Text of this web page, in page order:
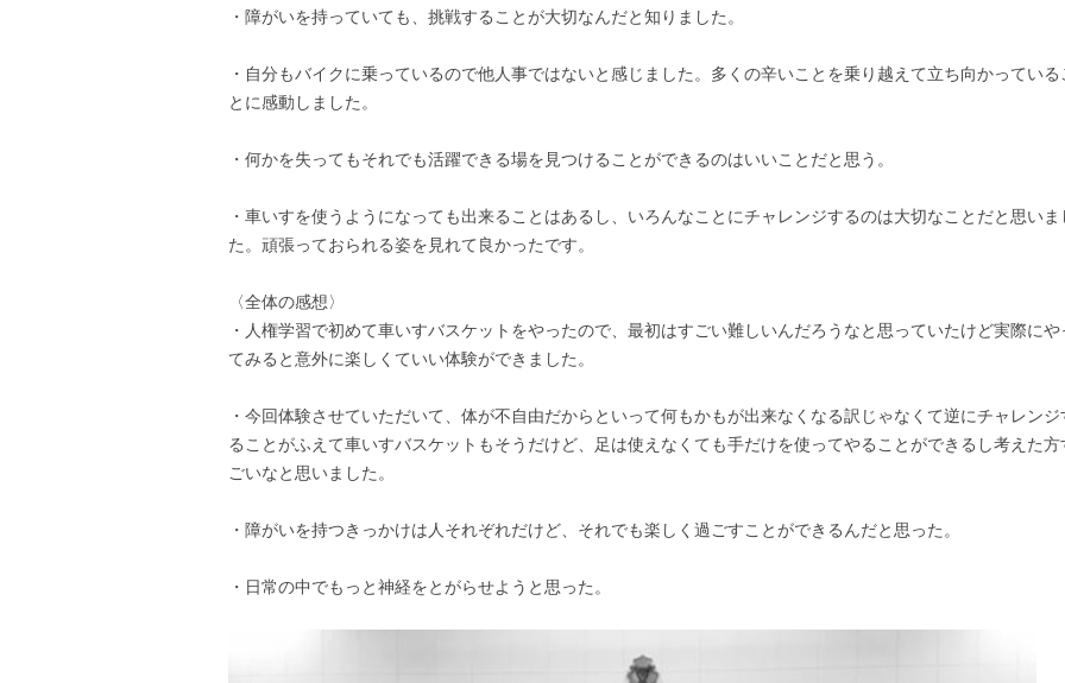
・障がいを持っていても、挑戦することが大切なんだと知りました。
・自分もバイクに乗っているので他人事ではないと感じました。多くの辛いことを乗り越えて立ち向かっている
とに感動しました。
・何かを失ってもそれでも活躍できる場を見つけることができるのはいいことだと思う。
・車いすを使うようになっても出来ることはあるし、いろんなことにチャレンジするのは大切なことだと思いま
た。頑張っておられる姿を見れて良かったです。
〈全体の感想〉
・人権学習で初めて車いすバスケットをやったので、最初はすごい難しいんだろうなと思っていたけど実際にや
てみると意外に楽しくていい体験ができました。
・今回体験させていただいて、体が不自由だからといって何もかもが出来なくなる訳じゃなくて逆にチャレンジ
ることがふえて車いすバスケットもそうだけど、足は使えなくても手だけを使ってやることができるし考えた方
ごいなと思いました。
・障がいを持つきっかけは人それぞれだけど、それでも楽しく過ごすことができるんだと思った。
・日常の中でもっと神経をとがらせようと思った。